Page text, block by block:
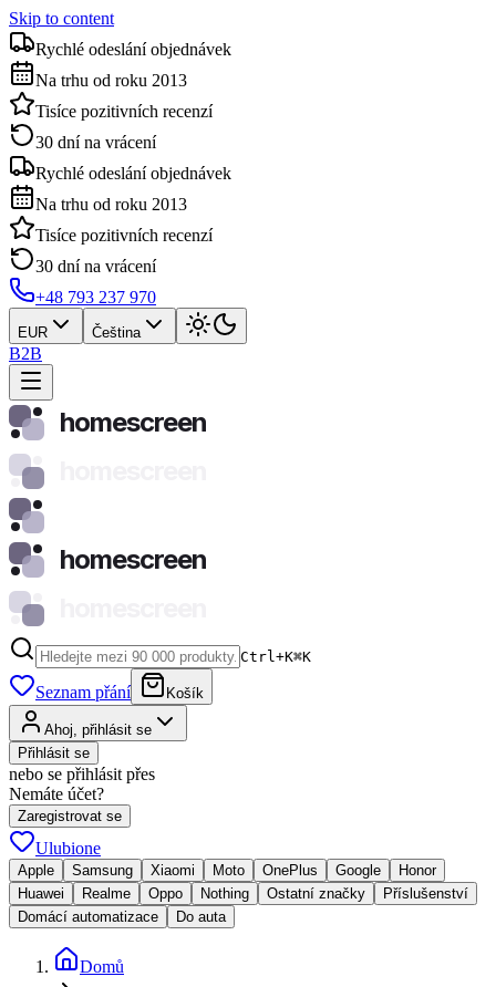
Skip to content
Rychlé odeslání objednávek
Na trhu od roku 2013
Tisíce pozitivních recenzí
30 dní na vrácení
Rychlé odeslání objednávek
Na trhu od roku 2013
Tisíce pozitivních recenzí
30 dní na vrácení
+48 793 237 970
EUR Čeština
B2B
homescreen
homescreen
Ctrl+K⌘K
Seznam přání Košík
Ahoj, přihlásit se
Přihlásit se
nebo se přihlásit přes
Nemáte účet?
Zaregistrovat se
Ulubione
Apple Samsung Xiaomi Moto OnePlus Google
Honor
Huawei
Realme Oppo Nothing Ostatní značky
Příslušenství
Domácí automatizace
Do auta
Domů